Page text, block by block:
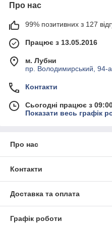
Про нас
99% позитивних з 127
Працює з 13.05.2016
м. Лубни
пр. Володимирський, 94-
Контакти
Сьогодні працює з
Показати весь графік
Про нас
Контакти
Доставка та оплата
Графік роботи